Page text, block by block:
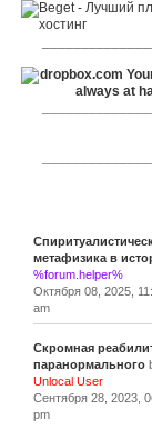
метафизика в
%forum.helper%
Октября 08, 2025,
am
Скромная
паранормального
Unlocal User
Сентября 28, 2023,
pm